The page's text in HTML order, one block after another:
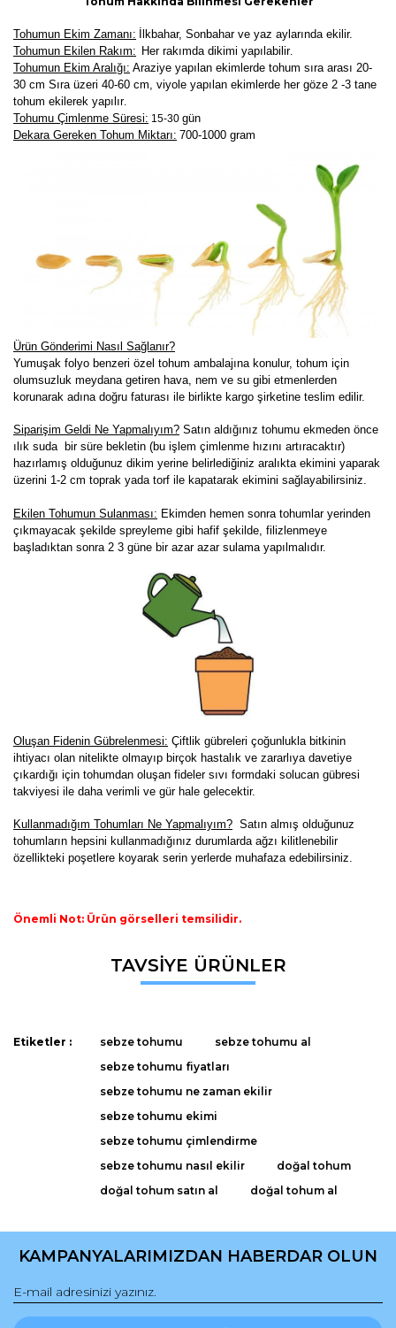
Tohumun Ekim Zamanı: İlkbahar, Sonbahar ve yaz aylarında ekilir.
Tohumun Ekilen Rakım: Her rakımda dikimi yapılabilir.
Tohumun Ekim Aralığı: Araziye yapılan ekimlerde tohum sıra arası 20-
30 cm Sıra üzeri 40-60 cm, viyole yapılan ekimlerde her göze 2 -3 tane
tohum ekilerek yapılır.
Tohumu Çimlenme Süresi: 15-30 gün
Dekara Gereken Tohum Miktarı: 700-1000 gram
Ürün Gönderimi Nasıl Sağlanır?
Yumuşak folyo benzeri özel tohum ambalajına konulur, tohum için
olumsuzluk meydana getiren hava, nem ve su gibi etmenlerden
korunarak adına doğru faturası ile birlikte kargo şirketine teslim edilir.
Siparişim Geldi Ne Yapmalıyım? Satın aldığınız tohumu ekmeden önce
ılık suda bir süre bekletin (bu işlem çimlenme hızını artıracaktır)
hazırlamış olduğunuz dikim yerine belirlediğiniz aralıkta ekimini yaparak
üzerini 1-2 cm toprak yada torf ile kapatarak ekimini sağlayabilirsiniz.
Ekilen Tohumun Sulanması: Ekimden hemen sonra tohumlar yerinden
çıkmayacak şekilde spreyleme gibi hafif şekilde, filizlenmeye
başladıktan sonra 2 3 güne bir azar azar sulama yapılmalıdır.
Oluşan Fidenin Gübrelenmesi: Çiftlik gübreleri çoğunlukla bitkinin
ihtiyacı olan nitelikte olmayıp birçok hastalık ve zararlıya davetiye
çıkardığı için tohumdan oluşan fideler sıvı formdaki solucan gübresi
takviyesi ile daha verimli ve gür hale gelecektir.
Kullanmadığım Tohumları Ne Yapmalıyım? Satın almış olduğunuz
tohumların hepsini kullanmadığınız durumlarda ağzı kilitlenebilir
özellikteki poşetlere koyarak serin yerlerde muhafaza edebilirsiniz.
Önemli Not: Ürün görselleri temsilidir.
Bu ürüne ilk yorumu siz yapın!
Yorum Yaz
Bu ürünün fiyat bilgisi, resim, ürün açıklamalarında ve diğer
konularda yetersiz gördüğünüz noktaları öneri formunu
Bu ürüne benzer farklı alternatifler olmalı.
TAVSİYE ÜRÜNLER
Etiketler : sebze tohumu
sebze tohumu al
sebze tohumu fiyatları
sebze tohumu ne zaman ekilir
sebze tohumu ekimi
sebze tohumu çimlendirme
sebze tohumu nasıl ekilir
doğal tohum
doğal tohum satın al
doğal tohum al
KAMPANYALARIMIZDAN HABERDAR OLUN